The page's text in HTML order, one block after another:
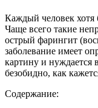
Каждый человек хотя
Чаще всего такие
острый фарингит
заболевание имеет
картину и нуждается
безобидно, как
Содержание: